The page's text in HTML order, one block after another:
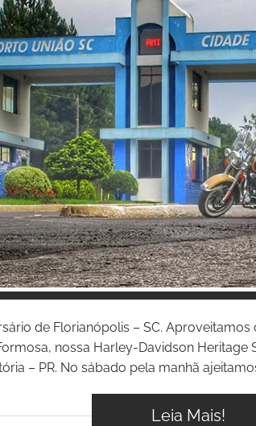
Inspire-se!
de Florianópolis – SC.
nossa Harley-Davidson Heritage
– PR. No sábado pela manhã
Leia Mais!